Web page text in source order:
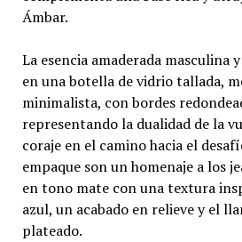
Ámbar.
La esencia amaderada masculina
en una botella de vidrio tallada,
minimalista, con bordes
representando la dualidad de la
coraje en el camino hacia el
empaque son un homenaje a los
en tono mate con una textura
azul, un acabado en relieve y el
plateado.